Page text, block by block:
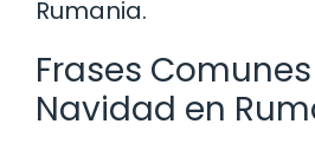
Rumania.
Frases
Navidad en